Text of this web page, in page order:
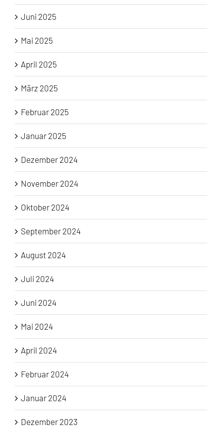
Juni 2025
Mai 2025
April 2025
März 2025
Februar 2025
Januar 2025
Dezember 2024
November 2024
Oktober 2024
September 2024
August 2024
Juli 2024
Juni 2024
Mai 2024
April 2024
Februar 2024
Januar 2024
Dezember 2023